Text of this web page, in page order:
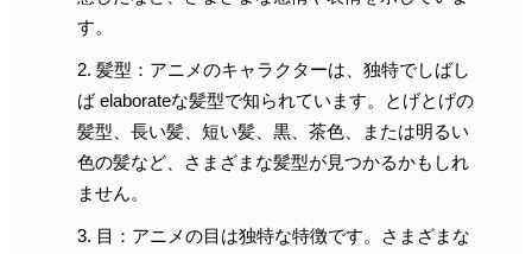
す。
髪型：アニメのキャラクターは、独特でしばし
ば elaborateな髪型で知られています。とげとげの
髪型、長い髪、短い髪、黒、茶色、または明るい
色の髪など、さまざまな髪型が見つかるかもしれ
ません。
目：アニメの目は独特な特徴です。さまざまな